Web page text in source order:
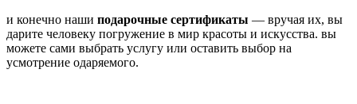
и конечно наши подарочные сертификаты — вручая их, вы
дарите человеку погружение в мир красоты и искусства. вы
можете сами выбрать услугу или оставить выбор на
усмотрение одаряемого.